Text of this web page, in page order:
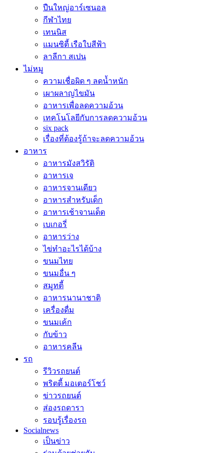
ปืนใหญ่อาร์เซนอล
กีฬาไทย
เทนนิส
แมนซิตี้ เรือใบสีฟ้า
ลาลีกา สเปน
ไม่หมู
ความเชื่อผิด ๆ ลดน้ำหนัก
เผาผลาญไขมัน
อาหารเพื่อลดความอ้วน
เทคโนโลยีกับการลดความอ้วน
six pack
เรื่องที่ต้องรู้ถ้าจะลดความอ้วน
อาหาร
อาหารมังสวิรัติ
อาหารเจ
อาหารจานเดียว
อาหารสำหรับเด็ก
อาหารเช้าจานเด็ด
เบเกอรี่
อาหารว่าง
ไข่ทำอะไรได้บ้าง
ขนมไทย
ขนมอื่น ๆ
สมูทตี้
อาหารนานาชาติ
เครื่องดื่ม
ขนมเค้ก
กับข้าว
อาหารคลีน
รถ
รีวิวรถยนต์
พริตตี้ มอเตอร์โชว์
ข่าวรถยนต์
ส่องรถดารา
รอบรู้เรื่องรถ
Socialnews
เป็นข่าว